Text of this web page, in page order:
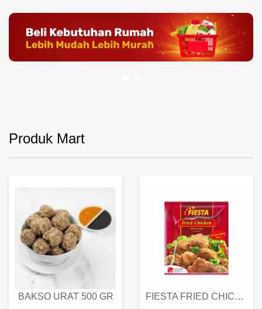
Produk Mart
BAKSO URAT 500 GR FIESTA FRIED CHICKEN 500 GR